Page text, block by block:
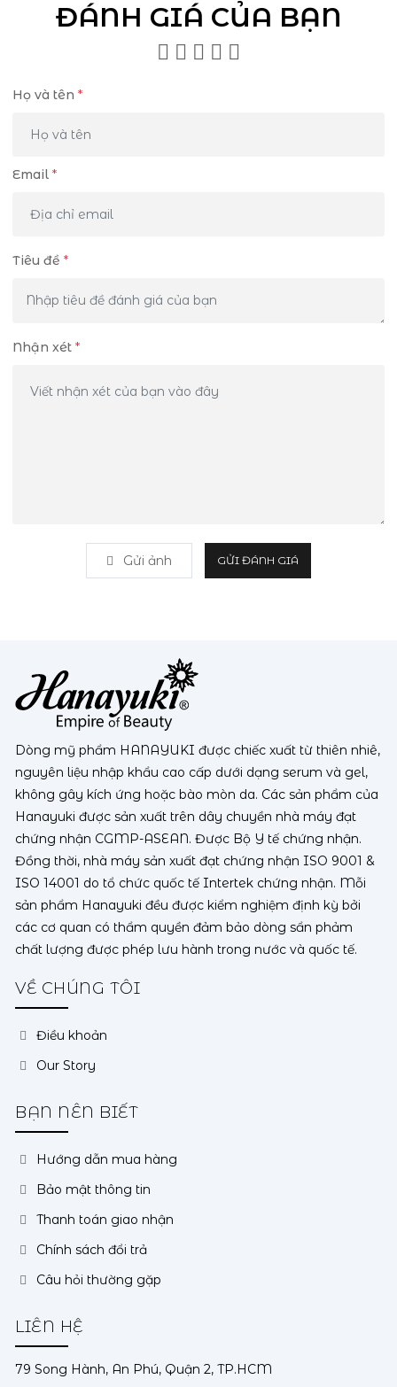
ĐÁNH GIÁ CỦA BẠN
Họ và tên *
Email *
Tiêu đề *
Nhận xét *
Gửi ảnh GỬI ĐÁNH GIÁ
Dòng mỹ phẩm HANAYUKI được chiếc xuất từ thiên nhiê,
nguyên liệu nhập khẩu cao cấp dưới dạng serum và gel,
không gây kích ứng hoặc bào mòn da. Các sản phẩm của
Hanayuki được sản xuất trên dây chuyền nhà máy đạt
chứng nhận CGMP-ASEAN. Được Bộ Y tế chứng nhận.
Đồng thời, nhà máy sản xuất đạt chứng nhận ISO 9001 &
ISO 14001 do tổ chức quốc tế Intertek chứng nhận. Mỗi
sản phẩm Hanayuki đều được kiểm nghiệm định kỳ bởi
các cơ quan có thẩm quyền đảm bảo dòng sẩn phảm
chất lượng được phép lưu hành trong nước và quốc tế.
VỀ CHÚNG TÔI
Điều khoản
Our Story
BẠN NÊN BIẾT
Hướng dẫn mua hàng
Bảo mật thông tin
Thanh toán giao nhận
Chính sách đổi trả
Câu hỏi thường gặp
LIÊN HỆ
79 Song Hành, An Phú, Quận 2, TP.HCM